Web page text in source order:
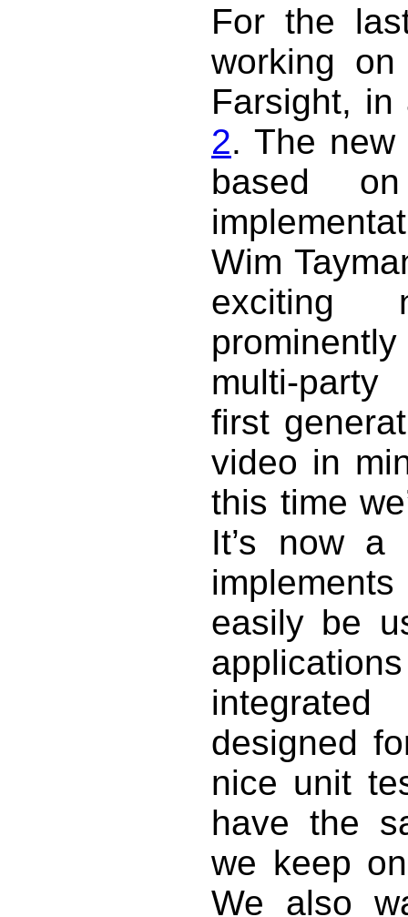
For the
working
Farsight,
2. The new
based
Wim
exciting
multi-
first
video in
this time
It’s now a
easily be
designed
nice unit
have the
we keep
We also